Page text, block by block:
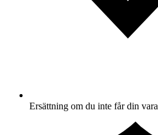
Ersättning om du inte får din vara